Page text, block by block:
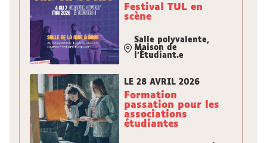
Festival TUL en
scène
Salle polyvalente,
Maison de
l'Étudiant.e
LE 28 AVRIL 2026
Formation
passation pour les
associations
étudiantes